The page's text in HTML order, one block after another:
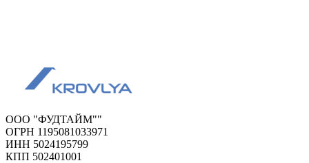
ООО "ФУДТАЙМ""
ОГРН 1195081033971
ИНН 5024195799
КПП 502401001